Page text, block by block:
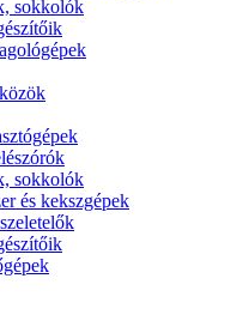
sokkolók
sokkolók
és kekszgépek